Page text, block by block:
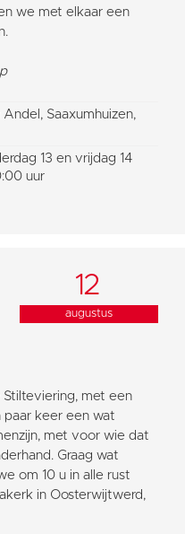
we met elkaar een
Saaxumhuizen,
13 en vrijdag 14
uur
12
augustus
met een
paar keer een wat
met voor wie dat
Graag wat
om 10 u in alle rust
in Oosterwijtwerd,